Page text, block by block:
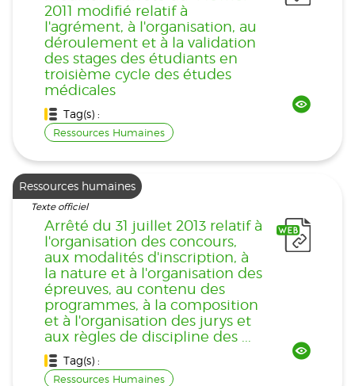
2011 modifié relatif à
l'agrément, à l'organisation, au
déroulement et à la validation
des stages des étudiants en
troisième cycle des études
médicales
Tag(s) :
Ressources Humaines
Ressources humaines
Texte officiel
Arrêté du 31 juillet 2013 relatif à
l'organisation des concours,
aux modalités d'inscription, à
la nature et à l'organisation des
épreuves, au contenu des
programmes, à la composition
et à l'organisation des jurys et
aux règles de discipline des ...
Tag(s) :
Ressources Humaines